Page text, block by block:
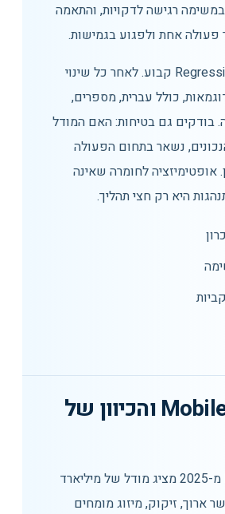
רגישה לדקויות, והתאמה
אחת ולפגוע בגמישות.
לכן נדרש Regression Set קבוע. לאחר כל שינוי
כולל עברית, מספרים,
בודקים גם בטיחות: האם המודל
נשאר בתחום הפעולה
אופטימיזציה לחומרה שאינה
היא רק חצי תהליך.
MobileLLM-Pro והכיוון של
MobileLLM-Pro מ-2025 מציג מודל של מיליארד
ארוך, זיקוק, מיזוג מומחים